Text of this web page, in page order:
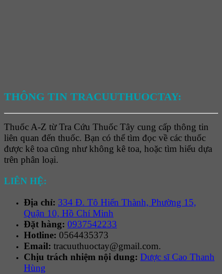
THÔNG TIN TRACUUTHUOCTAY:
Thuốc A-Z từ Tra Cứu Thuốc Tây cung cấp thông tin
liên quan đến thuốc. Bạn có thể tìm đọc về các thuốc
được kê toa cũng như không kê toa, hoặc tìm hiểu dựa
trên phân loại.
LIÊN HỆ:
Địa chỉ: 334 Đ. Tô Hiến Thành, Phường 15,
Quận 10, Hồ Chí Minh
Đặt hàng: 0937542233
Hotline: 0564435373
Email: tracuuthuoctay@gmail.com.
Chịu trách nhiệm nội dung: Dược sĩ Cao Thanh
Hùng